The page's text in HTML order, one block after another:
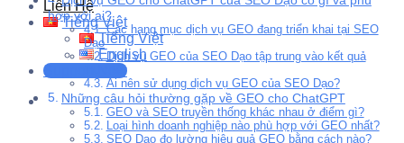
Liên Hệ
Tiếng Việt
Tiếng Việt
English
Support Now
hợp với ai?
Các hạng mục dịch vụ GEO đang triển khai tại SEO
Dạo
Dịch vụ GEO của SEO Dạo tập trung vào kết quả
Ai nên sử dụng dịch vụ GEO của SEO Dạo?
Những câu hỏi thường gặp về GEO cho ChatGPT
GEO và SEO truyền thống khác nhau ở điểm gì?
Loại hình doanh nghiệp nào phù hợp với GEO nhất?
SEO Dạo đo lường hiệu quả GEO bằng cách nào?